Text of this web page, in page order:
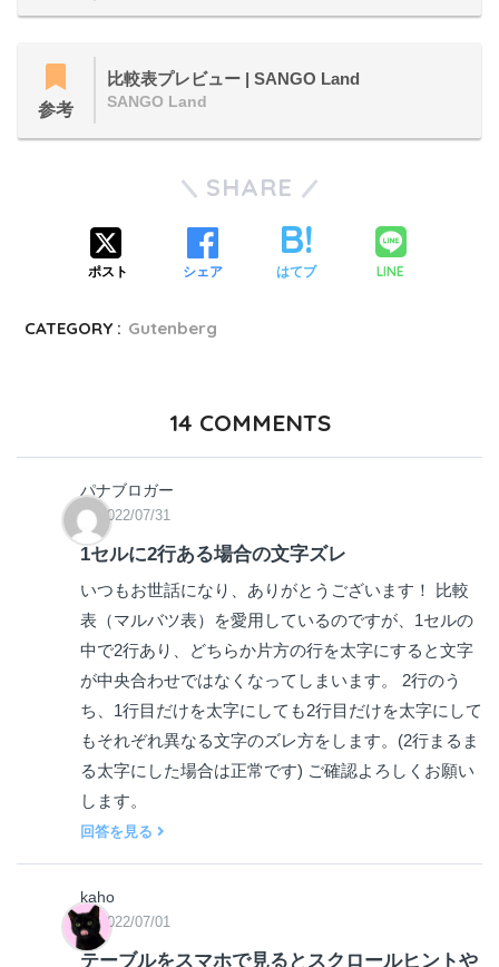
参考
比較表プレビュー | SANGO Land
SANGO Land
SHARE
ポスト シェア はてブ LINE
CATEGORY : Gutenberg
14 COMMENTS
パナブロガー
2022/07/31
1セルに2行ある場合の文字ズレ
いつもお世話になり、ありがとうございます！ 比較
表（マルバツ表）を愛用しているのですが、1セルの
中で2行あり、どちらか片方の行を太字にすると文字
が中央合わせではなくなってしまいます。 2行のう
ち、1行目だけを太字にしても2行目だけを太字にして
もそれぞれ異なる文字のズレ方をします。(2行まるま
る太字にした場合は正常です) ご確認よろしくお願い
します。
回答を見る
kaho
2022/07/01
テーブルをスマホで見るとスクロールヒントや